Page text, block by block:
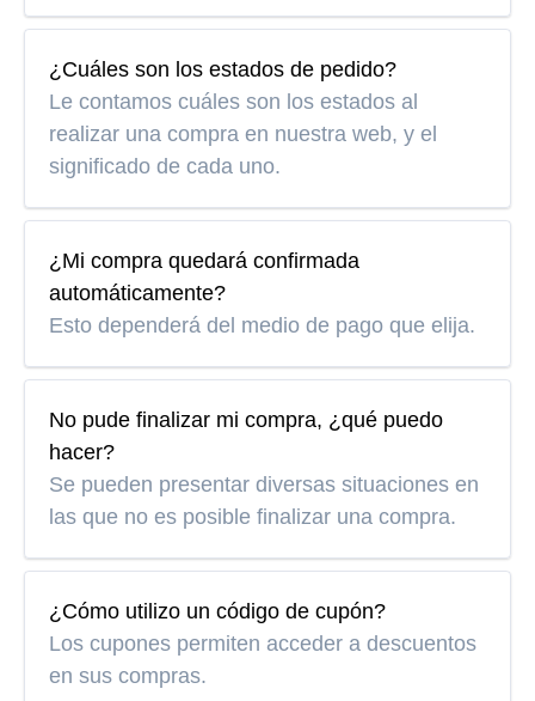
¿Cuáles son los estados de pedido?
Le contamos cuáles son los estados al
realizar una compra en nuestra web, y el
significado de cada uno.
¿Mi compra quedará confirmada
automáticamente?
Esto dependerá del medio de pago que elija.
No pude finalizar mi compra, ¿qué puedo
hacer?
Se pueden presentar diversas situaciones en
las que no es posible finalizar una compra.
¿Cómo utilizo un código de cupón?
Los cupones permiten acceder a descuentos
en sus compras.